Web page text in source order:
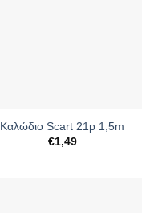
Καλώδιο Scart 21p 1,5m
€1,49